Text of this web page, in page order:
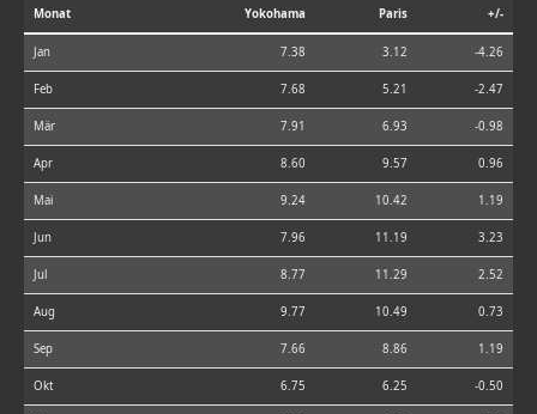
Monat Yokohama Paris +/-
Jan 7.38 3.12 -4.26
Feb 7.68 5.21 -2.47
Mär 7.91 6.93 -0.98
Apr 8.60 9.57 0.96
Mai 9.24 10.42 1.19
Jun 7.96 11.19 3.23
Jul 8.77 11.29 2.52
Aug 9.77 10.49 0.73
Sep 7.66 8.86 1.19
Okt 6.75 6.25 -0.50